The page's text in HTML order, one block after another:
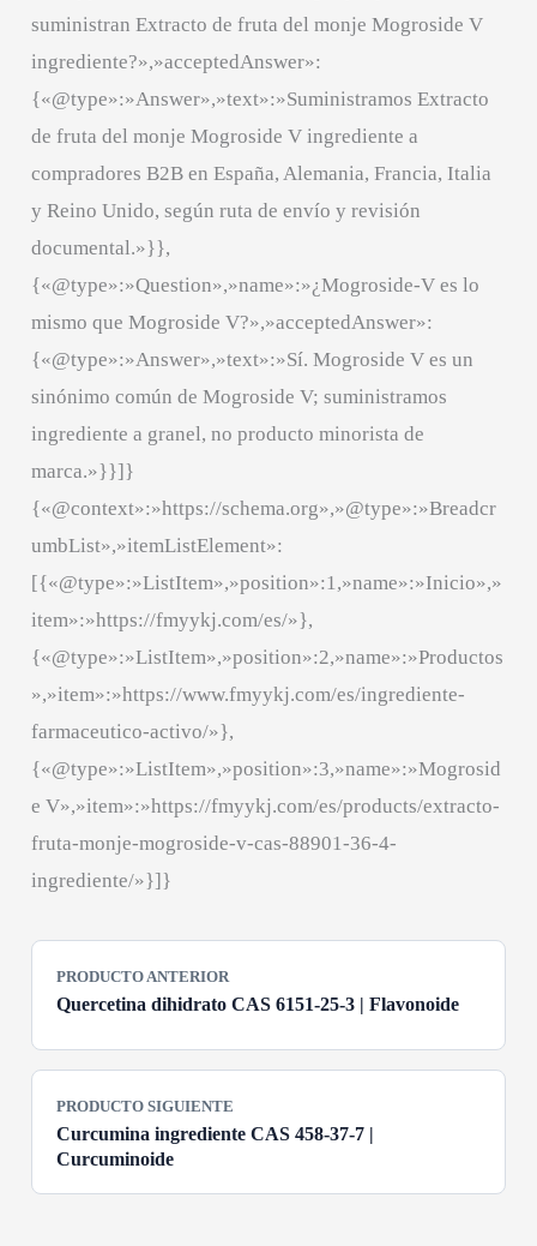
suministran Extracto de fruta del monje Mogroside V
ingrediente?»,»acceptedAnswer»:
{«@type»:»Answer»,»text»:»Suministramos Extracto
de fruta del monje Mogroside V ingrediente a
compradores B2B en España, Alemania, Francia, Italia
y Reino Unido, según ruta de envío y revisión
documental.»}},
{«@type»:»Question»,»name»:»¿Mogroside-V es lo
mismo que Mogroside V?»,»acceptedAnswer»:
{«@type»:»Answer»,»text»:»Sí. Mogroside V es un
sinónimo común de Mogroside V; suministramos
ingrediente a granel, no producto minorista de
marca.»}}]}
{«@context»:»https://schema.org»,»@type»:»Breadcr
umbList»,»itemListElement»:
[{«@type»:»ListItem»,»position»:1,»name»:»Inicio»,»
item»:»https://fmyykj.com/es/»},
{«@type»:»ListItem»,»position»:2,»name»:»Productos
»,»item»:»https://www.fmyykj.com/es/ingrediente-
farmaceutico-activo/»},
{«@type»:»ListItem»,»position»:3,»name»:»Mogrosid
e V»,»item»:»https://fmyykj.com/es/products/extracto-
fruta-monje-mogroside-v-cas-88901-36-4-
ingrediente/»}]}
PRODUCTO ANTERIOR
Quercetina dihidrato CAS 6151-25-3 | Flavonoide
PRODUCTO SIGUIENTE
Curcumina ingrediente CAS 458-37-7 |
Curcuminoide